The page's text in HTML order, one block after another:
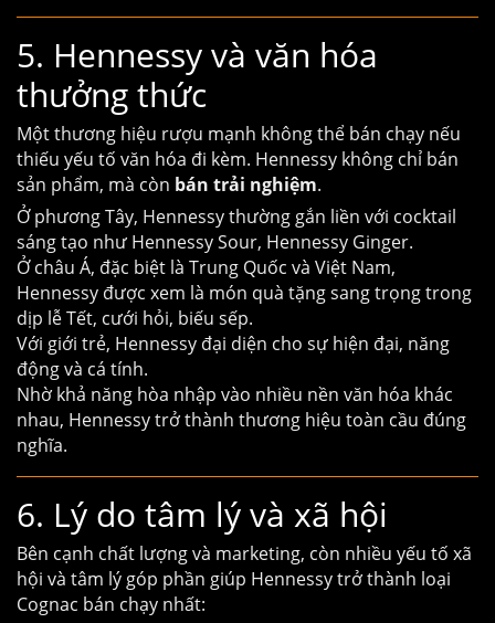
5. Hennessy và văn hóa
thưởng thức
Một thương hiệu rượu mạnh không thể bán chạy nếu
thiếu yếu tố văn hóa đi kèm. Hennessy không chỉ bán
sản phẩm, mà còn bán trải nghiệm.
Ở phương Tây, Hennessy thường gắn liền với cocktail
sáng tạo như Hennessy Sour, Hennessy Ginger.
Ở châu Á, đặc biệt là Trung Quốc và Việt Nam,
Hennessy được xem là món quà tặng sang trọng trong
dịp lễ Tết, cưới hỏi, biếu sếp.
Với giới trẻ, Hennessy đại diện cho sự hiện đại, năng
động và cá tính.
Nhờ khả năng hòa nhập vào nhiều nền văn hóa khác
nhau, Hennessy trở thành thương hiệu toàn cầu đúng
nghĩa.
6. Lý do tâm lý và xã hội
Bên cạnh chất lượng và marketing, còn nhiều yếu tố xã
hội và tâm lý góp phần giúp Hennessy trở thành loại
Cognac bán chạy nhất: